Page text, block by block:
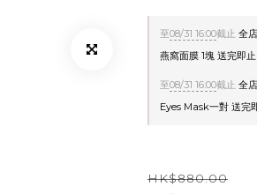
至08/31 16:00截止 全
燕窩面膜 1塊 送完即
至08/31 16:00截止 全
Eyes Mask一對 送完
HK$880.00